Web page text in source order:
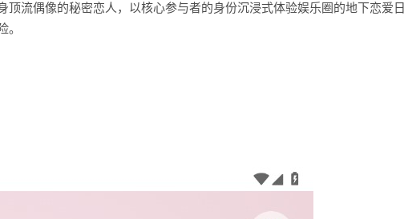
流偶像的秘密恋人，以核心参与者的身份沉浸式体验娱乐圈的地下恋爱日
。